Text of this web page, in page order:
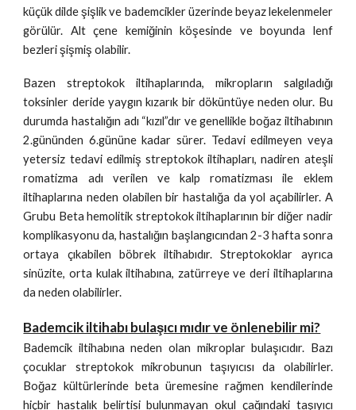
küçük dilde şişlik ve bademcikler üzerinde beyaz lekelenmeler
görülür. Alt çene kemiğinin köşesinde ve boyunda lenf
bezleri şişmiş olabilir.
Bazen streptokok iltihaplarında, mikropların salgıladığı
toksinler deride yaygın kızarık bir döküntüye neden olur. Bu
durumda hastalığın adı “kızıl”dır ve genellikle boğaz iltihabının
2.gününden 6.gününe kadar sürer. Tedavi edilmeyen veya
yetersiz tedavi edilmiş streptokok iltihapları, nadiren ateşli
romatizma adı verilen ve kalp romatizması ile eklem
iltihaplarına neden olabilen bir hastalığa da yol açabilirler. A
Grubu Beta hemolitik streptokok iltihaplarının bir diğer nadir
komplikasyonu da, hastalığın başlangıcından 2-3 hafta sonra
ortaya çıkabilen böbrek iltihabıdır. Streptokoklar ayrıca
sinüzite, orta kulak iltihabına, zatürreye ve deri iltihaplarına
da neden olabilirler.
Bademcik iltihabı bulaşıcı mıdır ve önlenebilir mi?
Bademcik iltihabına neden olan mikroplar bulaşıcıdır. Bazı
çocuklar streptokok mikrobunun taşıyıcısı da olabilirler.
Boğaz kültürlerinde beta üremesine rağmen kendilerinde
hiçbir hastalık belirtisi bulunmayan okul çağındaki taşıyıcı